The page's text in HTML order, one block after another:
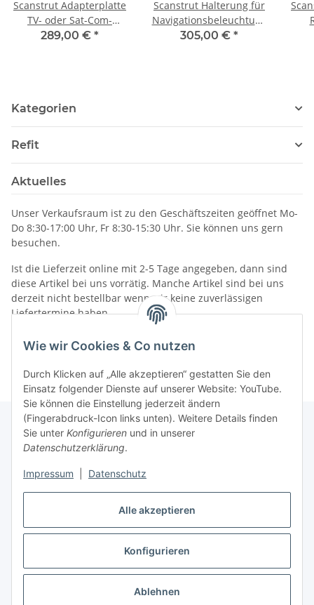
Alle akzeptieren
Konfigurieren
Ablehnen
Wie wir Cookies & Co nutzen
Durch Klicken auf „Alle akzeptieren“ gestatten Sie den
Einsatz folgender Dienste auf unserer Website: YouTube.
Sie können die Einstellung jederzeit ändern
(Fingerabdruck-Icon links unten). Weitere Details finden
Sie unter Konfigurieren und in unserer
Datenschutzerklärung.
Impressum Datenschutz
Scanstrut Adapterplatte
TV- oder Sat-Com-
Antennen DPT-S-PLATE-
289,00 € *
Scanstrut Halterung für
Navigationsbeleuchtung
oder Suchscheinwerfer
305,00 € *
Kategorien
Refit
Aktuelles
Unser Verkaufsraum ist zu den Geschäftszeiten geöffnet Mo-
Do 8:30-17:00 Uhr, Fr 8:30-15:30 Uhr. Sie können uns gern
besuchen.
Ist die Lieferzeit online mit 2-5 Tage angegeben, dann sind
diese Artikel bei uns vorrätig. Manche Artikel sind bei uns
derzeit nicht bestellbar wenn wir keine zuverlässigen
Liefertermine haben.
Informationen
Gesetzliche Informationen
Vertrag widerrufen
* Alle Preise inkl. gesetzlicher USt., zzgl.Versand